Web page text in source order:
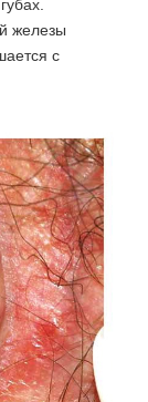
железы
с